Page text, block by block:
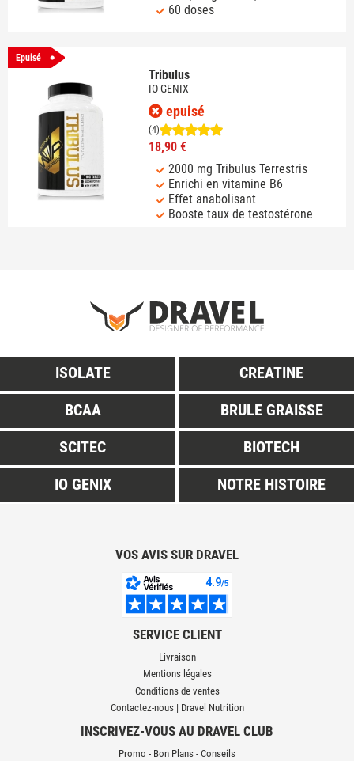
60 doses
Epuisé
Tribulus
IO GENIX
epuisé
(4)
18,90 €
2000 mg Tribulus Terrestris
Enrichi en vitamine B6
Effet anabolisant
Booste taux de testostérone
ISOLATE
CREATINE
BCAA
BRULE GRAISSE
SCITEC
BIOTECH
IO GENIX
NOTRE HISTOIRE
VOS AVIS SUR DRAVEL
SERVICE CLIENT
Livraison
Mentions légales
Conditions de ventes
Contactez-nous | Dravel Nutrition
INSCRIVEZ-VOUS AU DRAVEL CLUB
Promo - Bon Plans - Conseils